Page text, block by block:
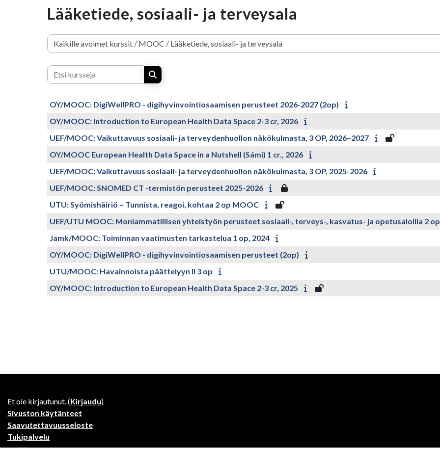
Lääketiede, sosiaali- ja terveysala
Kurssikategoriat
Etsi kursseja
Etsi kursseja
OY/MOOC: DigiWellPRO - digihyvinvointiosaamisen perusteet 2026-2027 (2op)
OY/MOOC: Introduction to European Health Data Space 2-3 cr, 2026
UEF/MOOC: Vaikuttavuus sosiaali- ja terveydenhuollon näkökulmasta, 3 OP, 2026–2027
OY/MOOC European Health Data Space in a Nutshell (Sámi) 1 cr., 2026
UEF/MOOC: Vaikuttavuus sosiaali- ja terveydenhuollon näkökulmasta, 3 OP, 2025-2026
UEF/MOOC: SNOMED CT -termistön perusteet 2025-2026
UTU: Syömishäiriö – Tunnista, reagoi, kohtaa 2 op MOOC
UEF/UTU MOOC: Moniammatillisen yhteistyön perusteet sosiaali-, terveys-, kasvatus- ja opetusaloilla 2
Jamk/MOOC: Toiminnan vaatimusten tarkastelua 1 op, 2024
OY/MOOC: DigiWellPRO - digihyvinvointiosaamisen perusteet (2op)
UTU/MOOC: Havainnoista päättelyyn II 3 op
OY/MOOC: Introduction to European Health Data Space 2-3 cr, 2025
Et ole kirjautunut. (Kirjaudu)
Sivuston käytänteet
Saavutettavuusseloste
Tukipalvelu